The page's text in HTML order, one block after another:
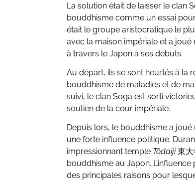
La solution était de laisser le clan
bouddhisme comme un essai
était le groupe aristocratique le
avec la maison impériale et a
à travers le Japon à ses débuts.
Au départ, ils se sont heurtés à la
bouddhisme de maladies et de
suivi, le clan Soga est sorti
soutien de la cour impériale.
Depuis lors, le bouddhisme a joué
une forte influence politique.
impressionnant temple Tōdaiji東大
bouddhisme au Japon.
des principales raisons pour